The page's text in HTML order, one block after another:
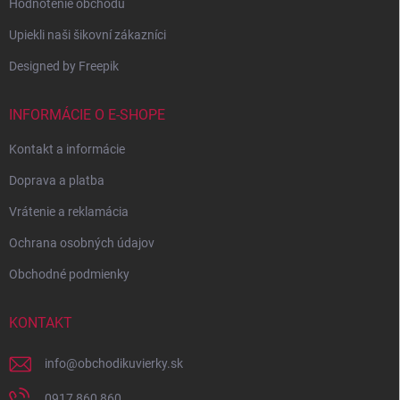
Hodnotenie obchodu
Upiekli naši šikovní zákazníci
Designed by Freepik
INFORMÁCIE O E-SHOPE
Kontakt a informácie
Doprava a platba
Vrátenie a reklamácia
Ochrana osobných údajov
Obchodné podmienky
KONTAKT
info@obchodikuvierky.sk